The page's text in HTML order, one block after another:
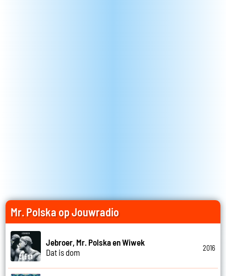
Mr. Polska op Jouwradio
Jebroer, Mr. Polska en Wiwek
Dat is dom
2016